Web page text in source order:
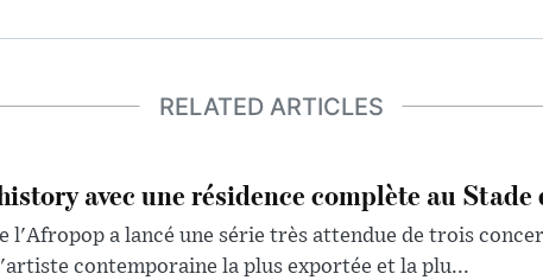
RELATED ARTICLES
avec une résidence complète au Stade
l'Afropop a lancé une série très attendue de trois
contemporaine la plus exportée et la plu...